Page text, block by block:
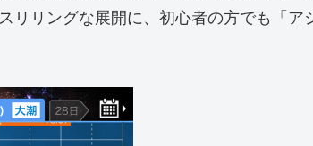
リリングな展開に、初心者の方でも「ア